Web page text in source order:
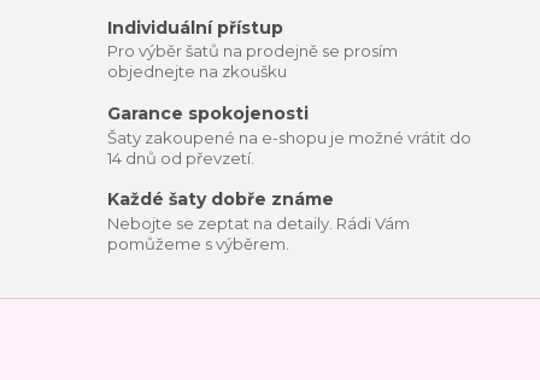
Individuální přístup
Pro výběr šatů na prodejně se prosím
objednejte na zkoušku
Garance spokojenosti
Šaty zakoupené na e-shopu je možné vrátit do
14 dnů od převzetí.
Každé šaty dobře známe
Nebojte se zeptat na detaily. Rádi Vám
pomůžeme s výběrem.